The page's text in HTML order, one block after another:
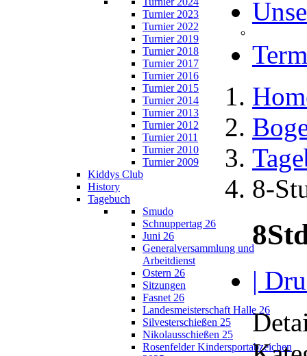
Turnier 2023
Turnier 2022
Turnier 2019
Turnier 2018
Turnier 2017
Turnier 2016
Turnier 2015
Turnier 2014
Turnier 2013
Turnier 2012
Turnier 2011
Turnier 2010
Turnier 2009
Kiddys Club
History
Tagebuch
Smudo
Schnuppertag 26
Juni 26
Generalversammlung und
Arbeitdienst
Ostern 26
Sitzungen
Fasnet 26
Landesmeisterschaft Halle 26
Silvesterschießen 25
Nikolausschießen 25
Rosenfelder Kindersportabzeichen
8-
|